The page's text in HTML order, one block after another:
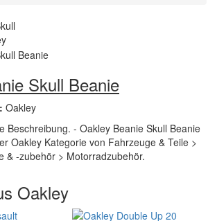
Skull Beanie
Oakley
Beschreibung. - Oakley Beanie Skull Beanie
Oakley Kategorie von Fahrzeuge & Teile >
& -zubehör > Motorradzubehör.
Oakley